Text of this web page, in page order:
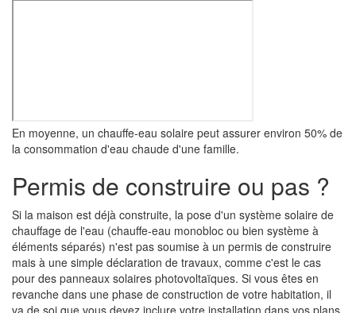
En moyenne, un chauffe-eau solaire peut assurer environ 50% de
la consommation d'eau chaude d'une famille.
Permis de construire ou pas ?
Si la maison est déjà construite, la pose d'un système solaire de
chauffage de l'eau (chauffe-eau monobloc ou bien système à
éléments séparés) n'est pas soumise à un permis de construire
mais à une simple déclaration de travaux, comme c'est le cas
pour des panneaux solaires photovoltaïques. Si vous êtes en
revanche dans une phase de construction de votre habitation, il
va de soi que vous devez inclure votre installation dans vos plans